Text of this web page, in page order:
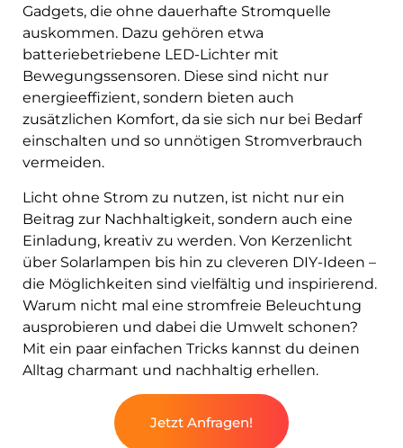
Gadgets, die ohne dauerhafte Stromquelle
auskommen. Dazu gehören etwa
batteriebetriebene LED-Lichter mit
Bewegungssensoren. Diese sind nicht nur
energieeffizient, sondern bieten auch
zusätzlichen Komfort, da sie sich nur bei Bedarf
einschalten und so unnötigen Stromverbrauch
vermeiden.
Licht ohne Strom zu nutzen, ist nicht nur ein
Beitrag zur Nachhaltigkeit, sondern auch eine
Einladung, kreativ zu werden. Von Kerzenlicht
über Solarlampen bis hin zu cleveren DIY-Ideen –
die Möglichkeiten sind vielfältig und inspirierend.
Warum nicht mal eine stromfreie Beleuchtung
ausprobieren und dabei die Umwelt schonen?
Mit ein paar einfachen Tricks kannst du deinen
Alltag charmant und nachhaltig erhellen.
Jetzt Anfragen!